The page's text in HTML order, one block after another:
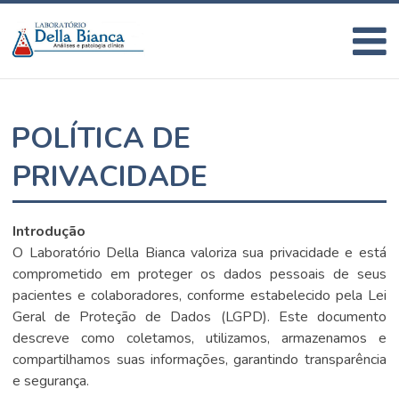
POLÍTICA DE
PRIVACIDADE
Introdução
O Laboratório Della Bianca valoriza sua privacidade e está
comprometido em proteger os dados pessoais de seus
pacientes e colaboradores, conforme estabelecido pela Lei
Geral de Proteção de Dados (LGPD). Este documento
descreve como coletamos, utilizamos, armazenamos e
compartilhamos suas informações, garantindo transparência
e segurança.